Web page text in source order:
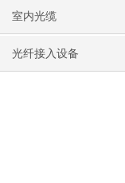
室内光缆
光纤接入设备